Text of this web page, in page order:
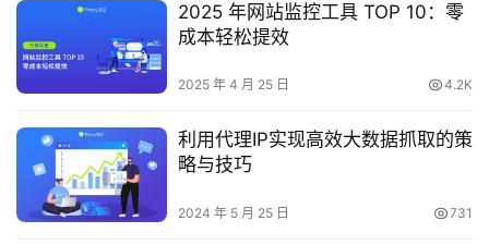
2025 年网站监控工具 TOP 10：零
成本轻松提效
2025 年 4 月 25 日 4.2K
利用代理IP实现高效大数据抓取的策
略与技巧
2024 年 5 月 25 日 731